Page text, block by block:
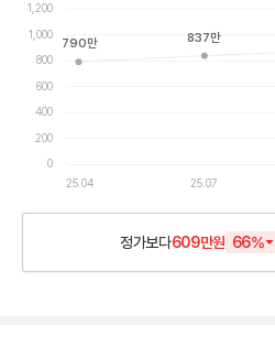
0
200
400
600
800
1,000
1,200
25.04 25.07
790만 837만
정가보다609만원 66%